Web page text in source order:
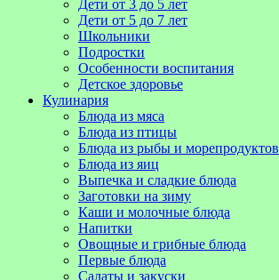
Дети от 3 до 5 лет
Дети от 5 до 7 лет
Школьники
Подростки
Особенности воспитания
Детское здоровье
Кулинария
Блюда из мяса
Блюда из птицы
Блюда из рыбы и морепродуктов
Блюда из яиц
Выпечка и сладкие блюда
Заготовки на зиму
Каши и молочные блюда
Напитки
Овощные и грибные блюда
Первые блюда
Салаты и закуски